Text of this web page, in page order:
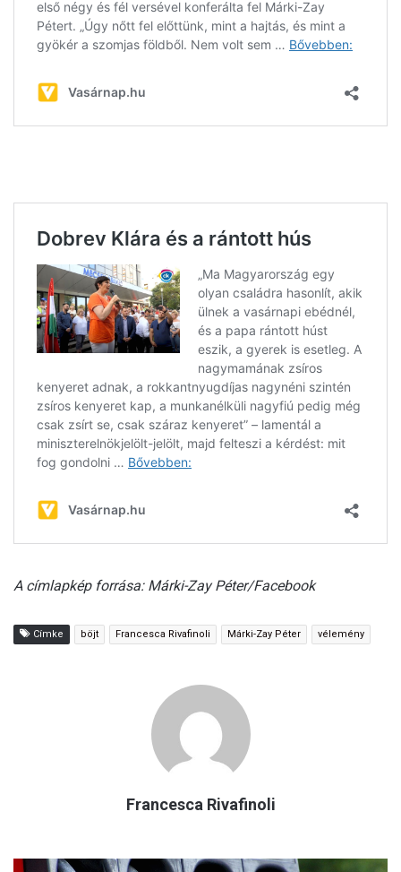
A címlapkép forrása: Márki-Zay Péter/Facebook
Címke böjt Francesca Rivafinoli Márki-Zay Péter vélemény
Francesca Rivafinoli